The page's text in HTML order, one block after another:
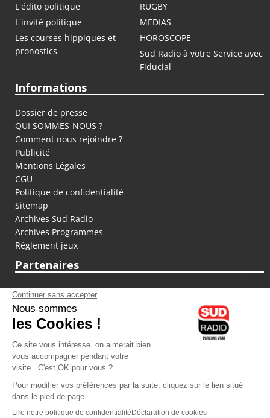
L'édito politique
RUGBY
L'invité politique
MEDIAS
Les courses hippiques et
pronostics
HOROSCOPE
Sud Radio à votre Service avec
Fiducial
Informations
Dossier de presse
QUI SOMMES-NOUS ?
Comment nous rejoindre ?
Publicité
Mentions Légales
CGU
Politique de confidentialité
Sitemap
Archives Sud Radio
Archives Programmes
Règlement jeux
Partenaires
fiducial.fr
lyoncapitale.fr
olympique-et-lyonnais.com
L'application Iphone / Android
Téléchargez l'application
Les cookies